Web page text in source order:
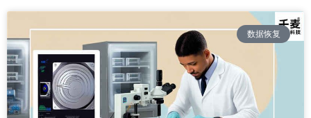
数据恢复